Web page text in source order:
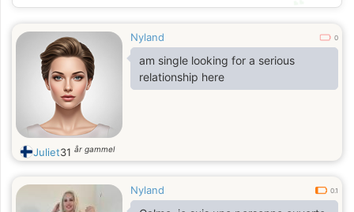
💕
Nyland 0
am single looking for a serious
relationship here
Juliet31 år gammel
Nyland 0.1